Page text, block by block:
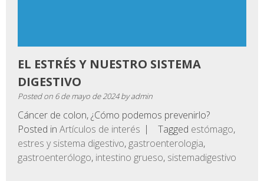
EL ESTRÉS Y NUESTRO SISTEMA
DIGESTIVO
Posted on 6 de mayo de 2024byadmin
Cáncer de colon, ¿Cómo podemos prevenirlo?
Posted in Artículos de interés Tagged estómago,
estres y sistema digestivo, gastroenterologia,
gastroenterólogo, intestino grueso, sistemadigestivo